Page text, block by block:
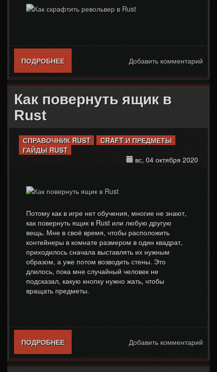
ПОДРОБНЕЕО КАК СКРАФТИТЬ РЕВОЛЬВЕР В RUST
Добавить комментарий
Как повернуть ящик в
Rust
СПРАВОЧНИК RUST
CRAFT И ПРЕДМЕТЫ
ГАЙДЫ RUST
вс, 04 октября 2020
Потому как в игре нет обучения, многие не знают,
как повернуть ящик в Rust или любую другую
вещь. Мне в своё время, чтобы расположить
контейнеры в комнате размером в один квадрат,
приходилось сначала выставлять их нужным
образом, а уже потом возводить стены. Это
длилось, пока мне случайный человек не
подсказал, какую кнопку нужно жать, чтобы
вращать предметы.
ПОДРОБНЕЕО КАК ПОВЕРНУТЬ ЯЩИК В RUST
Добавить комментарий